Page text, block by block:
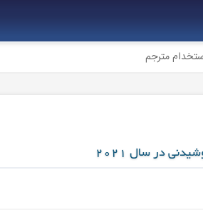
مترجم
در سال 2021